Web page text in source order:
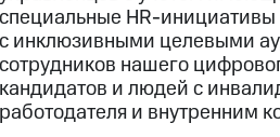
специальные HR-
с инклюзивными целевыми
сотрудников нашего
кандидатов и людей с
работодателя и внутренним